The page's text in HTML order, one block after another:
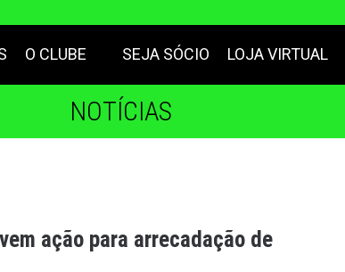
O CLUBE SEJA SÓCIO LOJA VIRTUAL
NOTÍCIAS
ação para arrecadação de